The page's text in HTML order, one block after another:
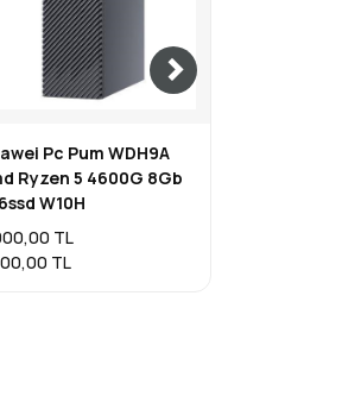
Pc Pum WDH9A
Ryzen 5 4600G 8Gb
W10H
TL
TL